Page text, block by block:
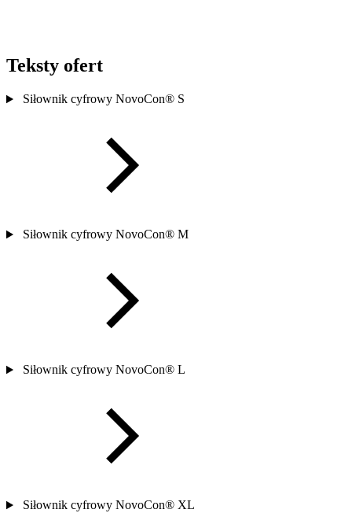
Teksty ofert
Siłownik cyfrowy NovoCon® S
Siłownik cyfrowy NovoCon® M
Siłownik cyfrowy NovoCon® L
Siłownik cyfrowy NovoCon® XL